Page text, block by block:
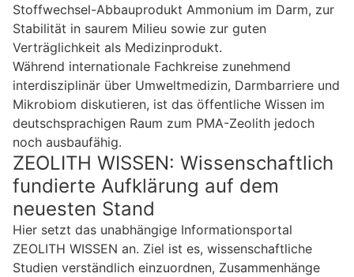
Stoffwechsel-Abbauprodukt Ammonium im Darm, zur
Stabilität in saurem Milieu sowie zur guten
Verträglichkeit als Medizinprodukt.
Während internationale Fachkreise zunehmend
interdisziplinär über Umweltmedizin, Darmbarriere und
Mikrobiom diskutieren, ist das öffentliche Wissen im
deutschsprachigen Raum zum PMA-Zeolith jedoch
noch ausbaufähig.
ZEOLITH WISSEN: Wissenschaftlich
fundierte Aufklärung auf dem
neuesten Stand
Hier setzt das unabhängige Informationsportal
ZEOLITH WISSEN an. Ziel ist es, wissenschaftliche
Studien verständlich einzuordnen, Zusammenhänge